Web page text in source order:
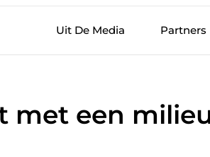
Uit De Media Partners
met een